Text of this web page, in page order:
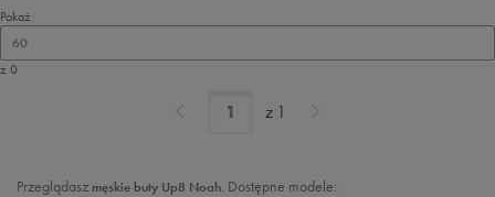
Pokaż
60
z 0
z 1
Przeglądasz męskie buty Up8 Noah. Dostępne modele: